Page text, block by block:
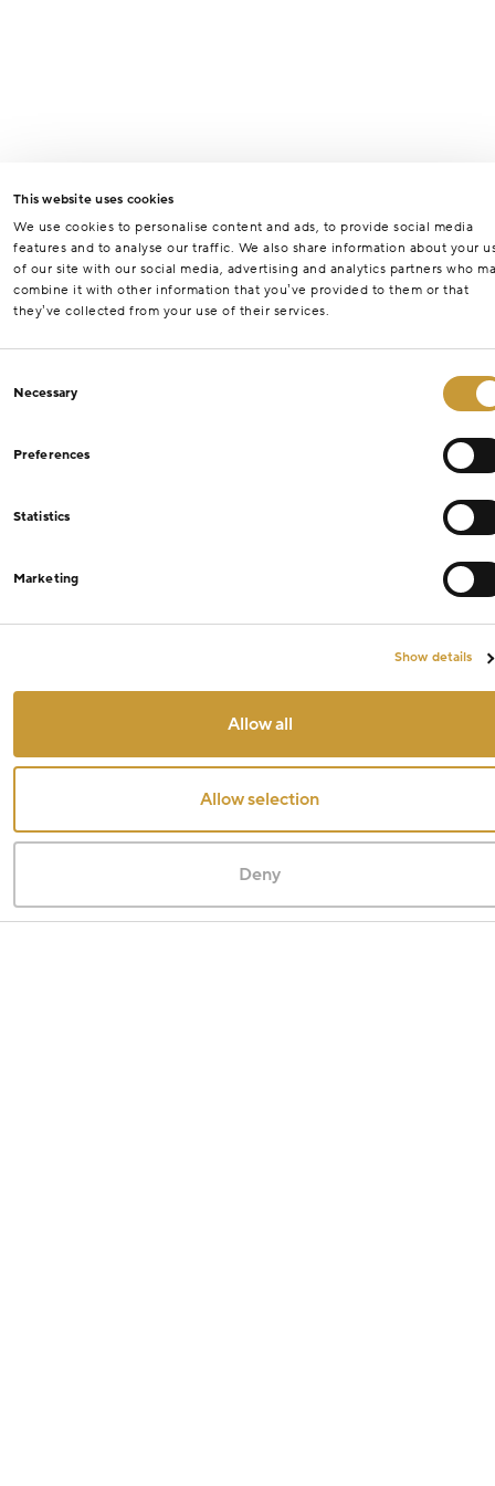
This website uses cookies
We use cookies to personalise content and ads, to provide social media
features and to analyse our traffic. We also share information about your
of our site with our social media, advertising and analytics partners who
combine it with other information that you’ve provided to them or that
they’ve collected from your use of their services.
Selection
Necessary
Preferences
Statistics
Marketing
Show details
Allow all
Allow selection
Deny